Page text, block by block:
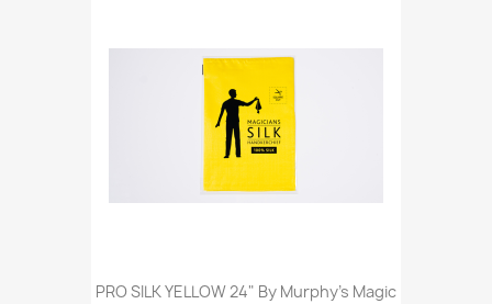
PRO SILK YELLOW 24" By Murphy's Magic